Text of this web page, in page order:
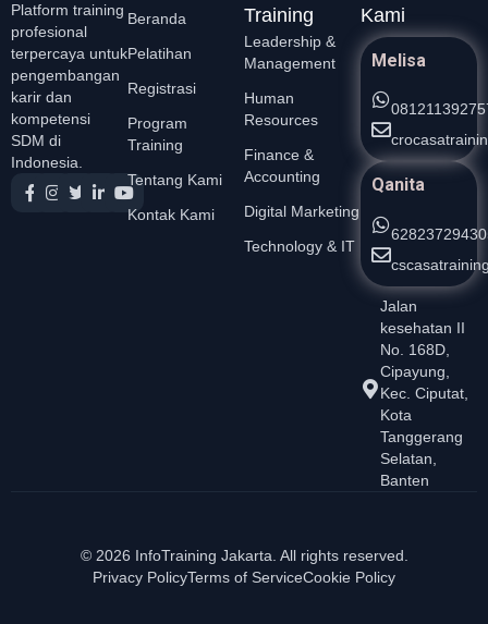
Platform training
profesional
terpercaya untuk
pengembangan
karir dan
kompetensi
SDM di
Indonesia.
Beranda
Pelatihan
Registrasi
Program
Training
Tentang Kami
Kontak Kami
Training
Leadership &
Management
Human
Resources
Finance &
Accounting
Digital Marketing
Technology & IT
Kami
Melisa
Qanita
Jalan
kesehatan II
No. 168D,
Cipayung,
Kec. Ciputat,
Kota
Tanggerang
Selatan,
Banten
© 2026 InfoTraining Jakarta. All rights reserved.
Privacy PolicyTerms of ServiceCookie Policy